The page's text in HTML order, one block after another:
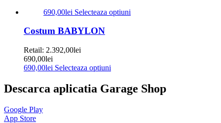
690,00lei Selecteaza optiuni
Costum BABYLON
Retail: 2.392,00lei
690,00lei
690,00lei Selecteaza optiuni
Descarca aplicatia Garage Shop
Google Play
App Store